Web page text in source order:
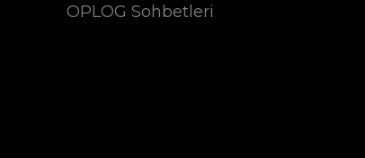
OPLOG Sohbetleri